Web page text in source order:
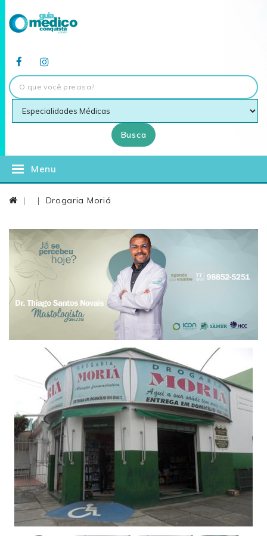
Busca
Menu
Drogaria Moriá